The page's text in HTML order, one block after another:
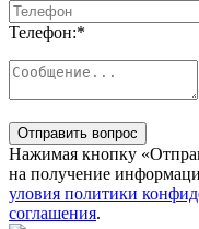
Телефон:*
Отправить вопрос
Нажимая кнопку
на получение
уловия политики
соглашения.